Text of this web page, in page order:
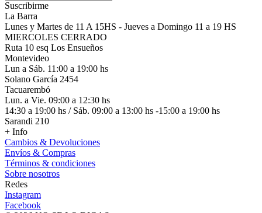
Suscribirme
La Barra
Lunes y Martes de 11 A 15HS - Jueves a Domingo 11 a 19 HS
MIERCOLES CERRADO
Ruta 10 esq Los Ensueños
Montevideo
Lun a Sáb. 11:00 a 19:00 hs
Solano García 2454
Tacuarembó
Lun. a Vie. 09:00 a 12:30 hs
14:30 a 19:00 hs / Sáb. 09:00 a 13:00 hs -15:00 a 19:00 hs
Sarandi 210
+ Info
Cambios & Devoluciones
Envíos & Compras
Términos & condiciones
Sobre nosotros
Redes
Instagram
Facebook